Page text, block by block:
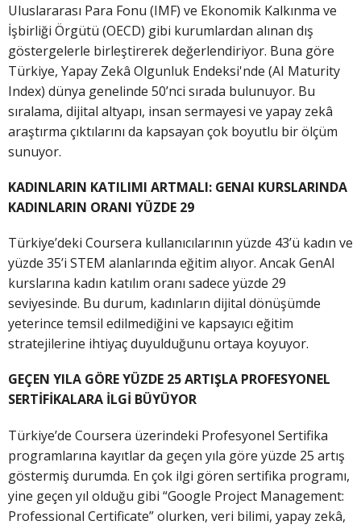
Uluslararası Para Fonu (IMF) ve Ekonomik Kalkınma ve
İşbirliği Örgütü (OECD) gibi kurumlardan alınan dış
göstergelerle birleştirerek değerlendiriyor. Buna göre
Türkiye, Yapay Zekâ Olgunluk Endeksi'nde (AI Maturity
Index) dünya genelinde 50’nci sırada bulunuyor. Bu
sıralama, dijital altyapı, insan sermayesi ve yapay zekâ
araştırma çıktılarını da kapsayan çok boyutlu bir ölçüm
sunuyor.
KADINLARIN KATILIMI ARTMALI: GENAI KURSLARINDA
KADINLARIN ORANI YÜZDE 29
Türkiye’deki Coursera kullanıcılarının yüzde 43’ü kadın ve
yüzde 35’i STEM alanlarında eğitim alıyor. Ancak GenAI
kurslarına kadın katılım oranı sadece yüzde 29
seviyesinde. Bu durum, kadınların dijital dönüşümde
yeterince temsil edilmediğini ve kapsayıcı eğitim
stratejilerine ihtiyaç duyulduğunu ortaya koyuyor.
GEÇEN YILA GÖRE YÜZDE 25 ARTIŞLA PROFESYONEL
SERTİFİKALARA İLGİ BÜYÜYOR
Türkiye’de Coursera üzerindeki Profesyonel Sertifika
programlarına kayıtlar da geçen yıla göre yüzde 25 artış
göstermiş durumda. En çok ilgi gören sertifika programı,
yine geçen yıl olduğu gibi “Google Project Management:
Professional Certificate” olurken, veri bilimi, yapay zekâ,